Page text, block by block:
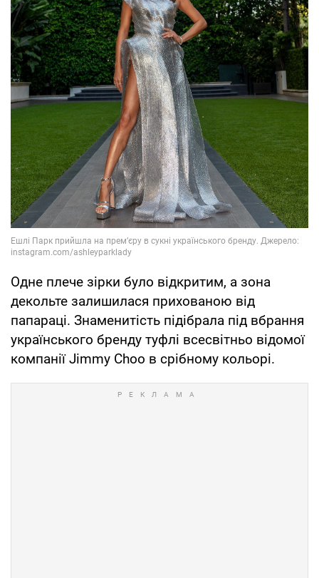
Одне плече зірки було відкритим, а зона
декольте залишилася прихованою від
папараці. Знаменитість підібрала під вбрання
українського бренду туфлі всесвітньо відомої
компанії Jimmy Choo в срібному кольорі.